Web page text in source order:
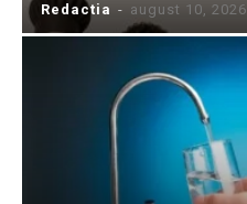
Redactia - august 10, 2026